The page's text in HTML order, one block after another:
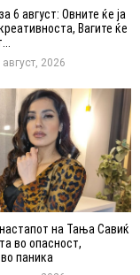
6 август: Овните ќе ја
Вагите ќе
2026
на Тања Савиќ
во опасност,
паника